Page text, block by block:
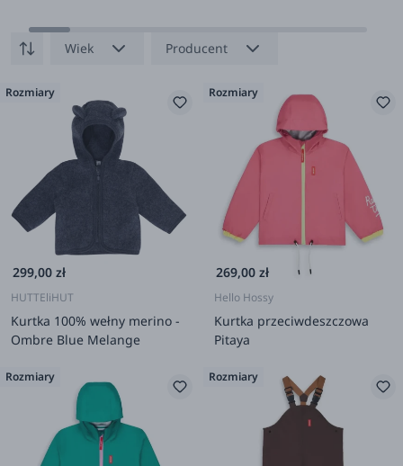
Wiek
Producent
Rozmiary
299,00 zł
HUTTEliHUT
Kurtka 100% wełny merino -
Ombre Blue Melange
Rozmiary
269,00 zł
Hello Hossy
Kurtka przeciwdeszczowa
Pitaya
Rozmiary Rozmiary